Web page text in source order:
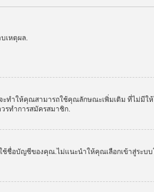
เหตุผล.
ทำให้คุณสามารถใช้คุณลักษณะเพิ่มเติม ที่ไม่มีให้
รทำการสมัครสมาชิก.
ช้ชื่อบัญชีของคุณ.ไม่แนะนำให้คุณเลือกเข้าสู่ระบ